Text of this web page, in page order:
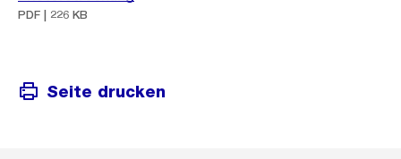
PDF | 226 KB
Seite drucken